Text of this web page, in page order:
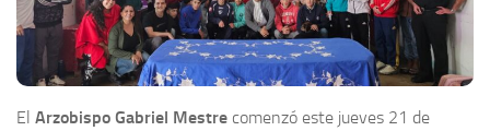
El Arzobispo Gabriel Mestre comenzó este jueves 21 de